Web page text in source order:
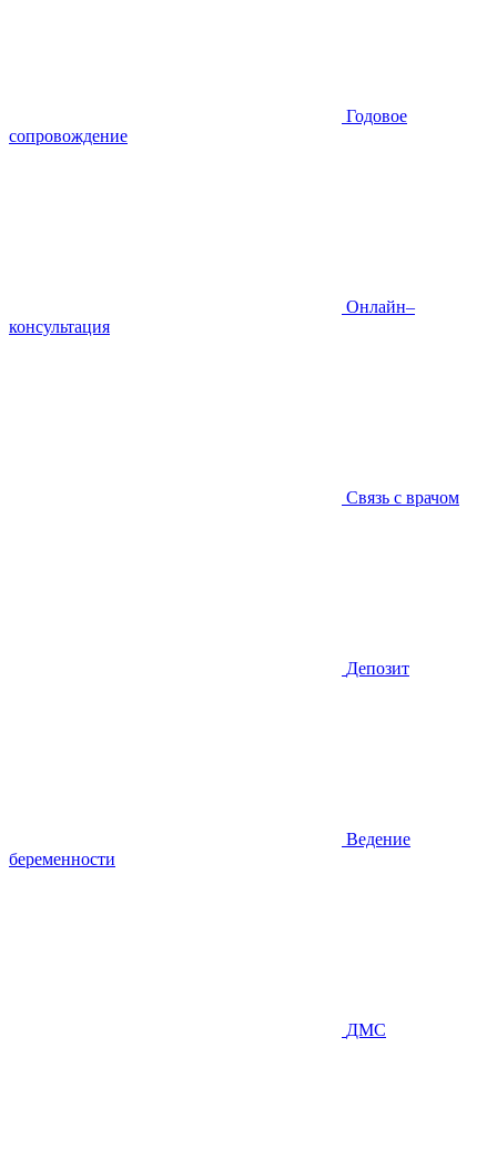
Годовое
сопровождение
Онлайн–
консультация
Связь с врачом
Депозит
Ведение
беременности
ДМС